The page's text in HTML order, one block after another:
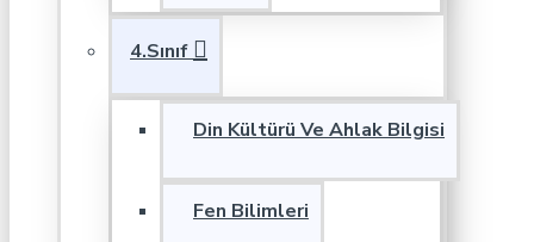
4.Sınıf
Din Kültürü Ve Ahlak Bilgisi
Fen Bilimleri